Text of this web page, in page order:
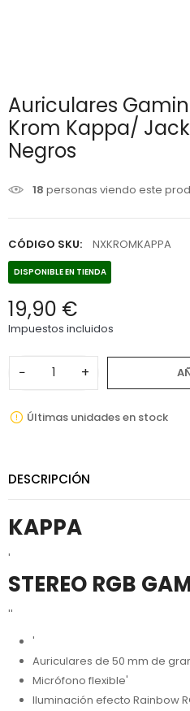
Auriculares
Krom Kappa/ Jack
Negros
18 personas viendo este
CÓDIGO SKU: NXKROMKAPPA
DISPONIBLE EN TIENDA
19,90 €
Impuestos incluidos
− +
Últimas unidades en stock
DESCRIPCIÓN
KAPPA
'
STEREO RGB
''
'
Auriculares de 50 mm de
Micrófono flexible'
Iluminación efecto Rainbow